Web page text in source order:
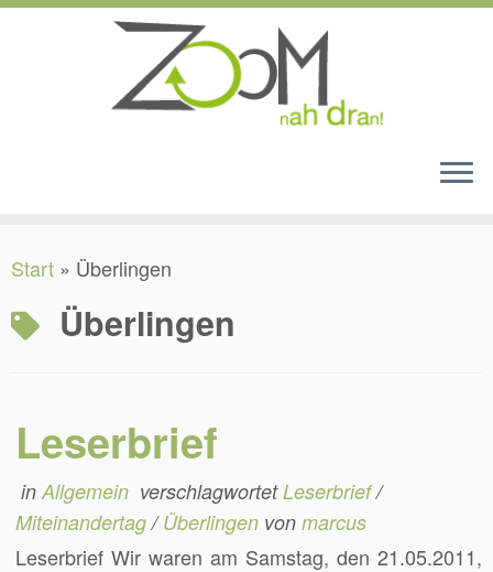
Inhalt
springen
Start » Überlingen
Überlingen
Leserbrief
inAllgemein verschlagwortetLeserbrief/
Miteinandertag/Überlingen vonmarcus
Leserbrief Wir waren am Samstag, den 21.05.2011,